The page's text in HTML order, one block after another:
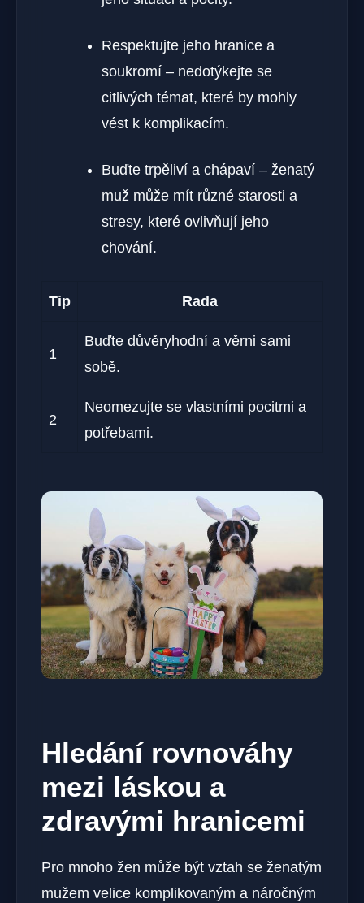
Respektujte jeho hranice a
soukromí – nedotýkejte se
citlivých témat, které by mohly
vést k komplikacím.
Buďte trpěliví a chápaví – ženatý
muž může mít různé starosti a
stresy, které ovlivňují jeho
chování.
Tip Rada
1
Buďte důvěryhodní a věrni sami
sobě.
2
Neomezujte se vlastními pocitmi a
potřebami.
Hledání rovnováhy
mezi láskou a
zdravými hranicemi
Pro mnoho žen může být vztah se ženatým
mužem velice komplikovaným a náročným